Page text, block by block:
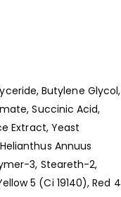
Butylene Glycol,
Succinic Acid,
Extract, Yeast
Annuus
3, Steareth-2,
5 (Ci 19140), Red 4